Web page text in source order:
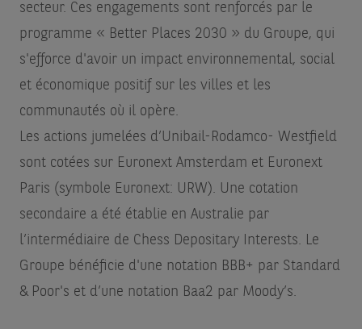
secteur. Ces engagements sont renforcés par le
programme « Better Places 2030 » du Groupe, qui
s'efforce d'avoir un impact environnemental, social
et économique positif sur les villes et les
communautés où il opère.
Les actions jumelées d’Unibail-Rodamco- Westfield
sont cotées sur Euronext Amsterdam et Euronext
Paris (symbole Euronext: URW). Une cotation
secondaire a été établie en Australie par
l’intermédiaire de Chess Depositary Interests. Le
Groupe bénéficie d'une notation BBB+ par Standard
& Poor's et d’une notation Baa2 par Moody’s.